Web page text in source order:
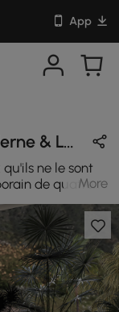
App
Conception de Extérieur Moderne & Luxe en Gris / Noir / Blanc avec Métal / Coton / Rotin
ne le sont
de quatre
avec vos amis
air avec cet
avec table
cet ensemble
prochaine
More